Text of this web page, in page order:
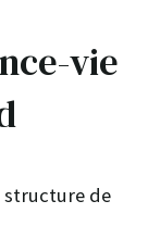
vie
structure de